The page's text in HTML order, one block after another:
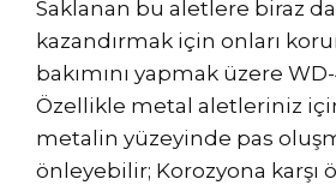
Saklanan bu aletlere biraz
kazandırmak için onları
bakımını yapmak üzere WD-
Özellikle metal aletleriniz
metalin yüzeyinde pas
önleyebilir; Korozyona karşı